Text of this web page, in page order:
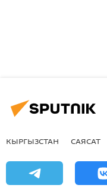
КЫРГЫЗСТАН САЯСАТ